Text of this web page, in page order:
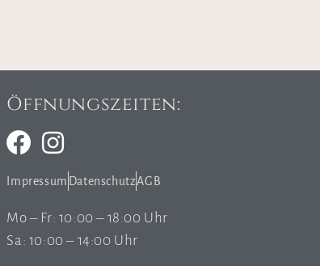
Öffnungszeiten:
Impressum DatenschutzAGB
Mo – Fr: 10:00 – 18:00 Uhr
Sa: 10:00 – 14:00 Uhr